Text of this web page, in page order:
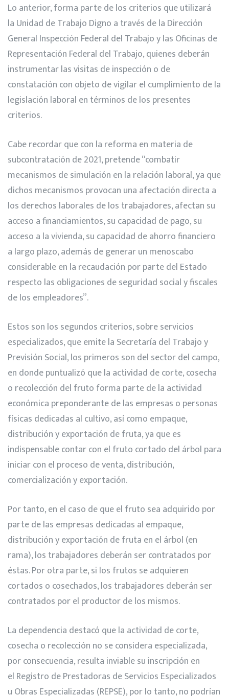
Lo anterior, forma parte de los criterios que utilizará
la Unidad de Trabajo Digno a través de la Dirección
General Inspección Federal del Trabajo y las Oficinas de
Representación Federal del Trabajo, quienes deberán
instrumentar las visitas de inspección o de
constatación con objeto de vigilar el cumplimiento de la
legislación laboral en términos de los presentes
criterios.
Cabe recordar que con la reforma en materia de
subcontratación de 2021, pretende “combatir
mecanismos de simulación en la relación laboral, ya que
dichos mecanismos provocan una afectación directa a
los derechos laborales de los trabajadores, afectan su
acceso a financiamientos, su capacidad de pago, su
acceso a la vivienda, su capacidad de ahorro financiero
a largo plazo, además de generar un menoscabo
considerable en la recaudación por parte del Estado
respecto las obligaciones de seguridad social y fiscales
de los empleadores”.
Estos son los segundos criterios, sobre servicios
especializados, que emite la Secretaría del Trabajo y
Previsión Social, los primeros son del sector del campo,
en donde puntualizó que la actividad de corte, cosecha
o recolección del fruto forma parte de la actividad
económica preponderante de las empresas o personas
físicas dedicadas al cultivo, así como empaque,
distribución y exportación de fruta, ya que es
indispensable contar con el fruto cortado del árbol para
iniciar con el proceso de venta, distribución,
comercialización y exportación.
Por tanto, en el caso de que el fruto sea adquirido por
parte de las empresas dedicadas al empaque,
distribución y exportación de fruta en el árbol (en
rama), los trabajadores deberán ser contratados por
éstas. Por otra parte, si los frutos se adquieren
cortados o cosechados, los trabajadores deberán ser
contratados por el productor de los mismos.
La dependencia destacó que la actividad de corte,
cosecha o recolección no se considera especializada,
por consecuencia, resulta inviable su inscripción en
el Registro de Prestadoras de Servicios Especializados
u Obras Especializadas (REPSE), por lo tanto, no podrían